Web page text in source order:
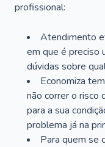
profissional:
Atendimento
em que é preciso
dúvidas sobre
Economiza
não correr o risco
para a sua
problema já na
Para quem se